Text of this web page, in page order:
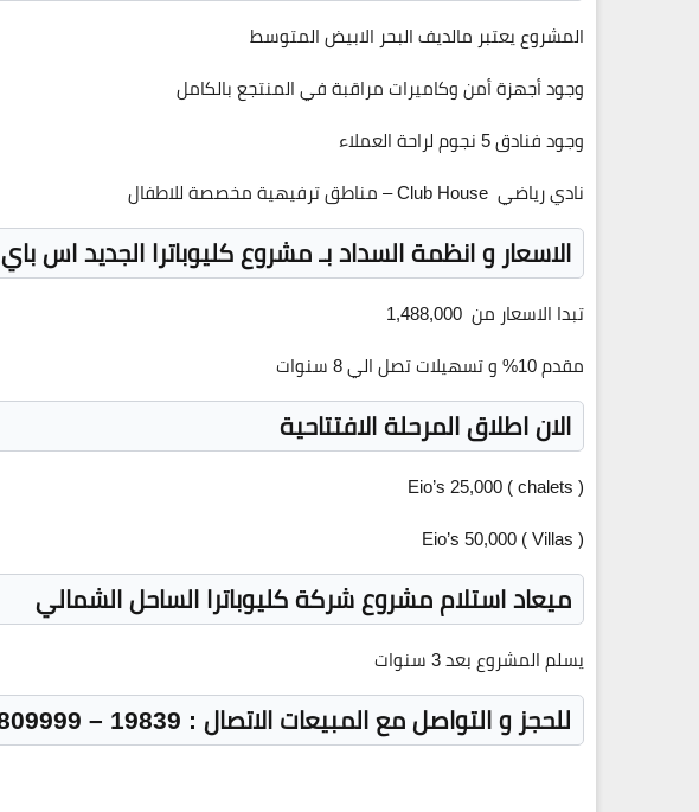
المشروع يعتبر مالديف البحر الابيض المتوسط
وجود أجهزة أمن وكاميرات مراقبة في المنتجع بالكامل
وجود فنادق5نجوم لراحة العملاء
نادي رياضي Club House– مناطق ترفيهية مخصصة للاطفال
الاسعار و انظمة السداد بـ مشروع كليوباترا الجديد اس باي
تبدا الاسعار من 1,488,000
مقدم10% و تسهيلات تصل الي8سنوات
الان اطلاق المرحلة الافتتاحية
Eio’s25,000( chalets )
Eio’s50,000( Villas )
ميعاد استلام مشروع شركة كليوباترا الساحل الشمالي
يسلم المشروع بعد3سنوات
للحجز و التواصل مع المبيعات الاتصال : 19839 – 01283809999